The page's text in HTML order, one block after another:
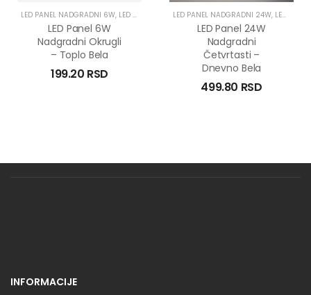
LED PANEL NADGRADNI 6W, LED PANELI 6W LED PANELI NADGRADNI
LED Panel 6W
Nadgradni Okrugli
– Toplo Bela
199.20 RSD
LED PANEL NADGRADNI 24W, LED PANELI 24W
LED Panel 24W
Nadgradni
Četvrtasti –
Dnevno Bela
499.80 RSD
INFORMACIJE